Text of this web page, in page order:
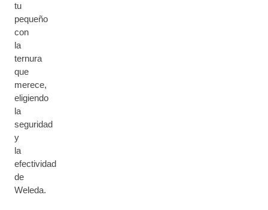
tu
pequeño
con
la
ternura
que
merece,
eligiendo
la
seguridad
y
la
efectividad
de
Weleda.